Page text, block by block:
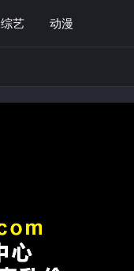
综艺 动漫